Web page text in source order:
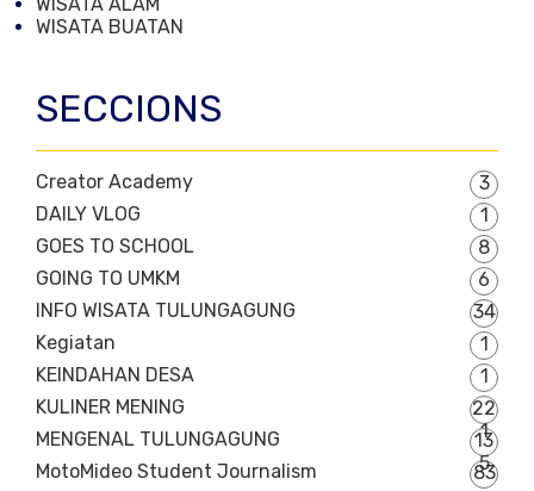
WISATA BUATAN
SECCIONS
Creator Academy
3
DAILY VLOG
1
GOES TO SCHOOL
8
GOING TO UMKM
6
INFO WISATA TULUNGAGUNG
34
Kegiatan
1
KEINDAHAN DESA
1
KULINER MENING
22
1
MENGENAL TULUNGAGUNG
13
5
MotoMideo Student Journalism
83